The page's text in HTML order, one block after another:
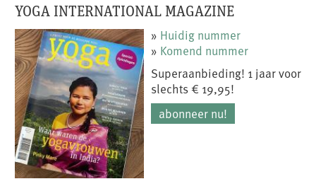
YOGA INTERNATIONAL MAGAZINE
» Huidig nummer
» Komend nummer
Superaanbieding! 1 jaar voor
slechts € 19,95!
abonneer nu!